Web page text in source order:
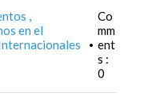
en el
•
Co
mm
ent
s :
0